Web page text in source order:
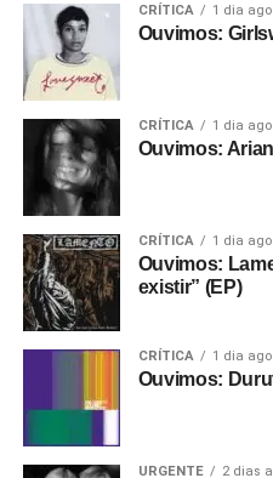
CRÍTICA 1 dia ago
Ouvimos:
CRÍTICA 1 dia ago
Ouvimos:
CRÍTICA 1 dia ago
Ouvimos:
existir” (EP)
CRÍTICA 1 dia ago
Ouvimos:
URGENTE 2 dias